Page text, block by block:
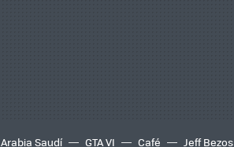
Arabia Saudí GTA VI Café Jeff Bezos